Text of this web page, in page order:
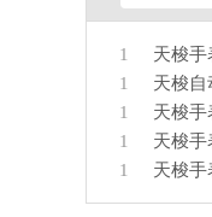
1 天梭手
1
天梭自
1
天梭手
1
天梭
1
天梭手